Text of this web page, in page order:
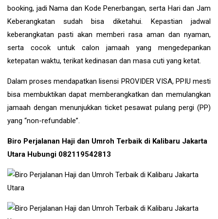
booking, jadi Nama dan Kode Penerbangan, serta Hari dan Jam
Keberangkatan sudah bisa diketahui. Kepastian jadwal
keberangkatan pasti akan memberi rasa aman dan nyaman,
serta cocok untuk calon jamaah yang mengedepankan
ketepatan waktu, terikat kedinasan dan masa cuti yang ketat.
Dalam proses mendapatkan lisensi PROVIDER VISA, PPIU mesti
bisa membuktikan dapat memberangkatkan dan memulangkan
jamaah dengan menunjukkan ticket pesawat pulang pergi (PP)
yang “non-refundable”.
Biro Perjalanan Haji dan Umroh Terbaik di Kalibaru Jakarta
Utara Hubungi 082119542813